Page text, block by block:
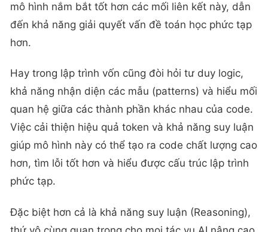
mô hình nắm bắt tốt hơn các mối liên kết này, dẫn
đến khả năng giải quyết vấn đề toán học phức tạp
hơn.
Hay trong lập trình vốn cũng đòi hỏi tư duy logic,
khả năng nhận diện các mẫu (patterns) và hiểu mối
quan hệ giữa các thành phần khác nhau của code.
Việc cải thiện hiệu quả token và khả năng suy luận
giúp mô hình này có thể tạo ra code chất lượng cao
hơn, tìm lỗi tốt hơn và hiểu được cấu trúc lập trình
phức tạp.
Đặc biệt hơn cả là khả năng suy luận (Reasoning),